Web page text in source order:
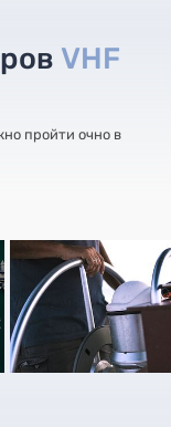
VHF
пройти очно в